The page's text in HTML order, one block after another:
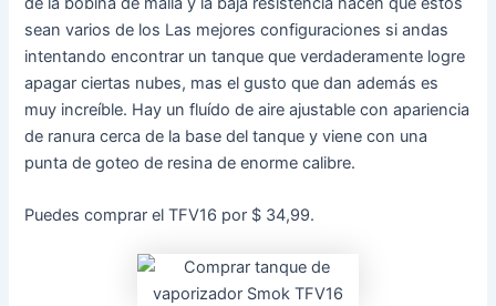
sean varios de los Las mejores configuraciones si andas
intentando encontrar un tanque que verdaderamente logre
apagar ciertas nubes, mas el gusto que dan además es
muy increíble. Hay un fluído de aire ajustable con apariencia
de ranura cerca de la base del tanque y viene con una
punta de goteo de resina de enorme calibre.
Puedes comprar el TFV16 por $ 34,99.